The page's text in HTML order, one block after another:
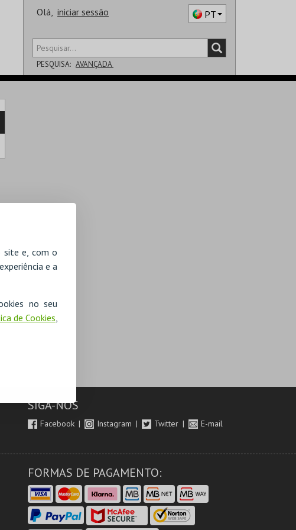
site e, com o
e a
no seu
de Cookies,
Olá, iniciar sessão PT
PESQUISA: AVANÇADA
SIGA-NOS
Facebook Instagram Twitter E-mail
FORMAS DE PAGAMENTO: